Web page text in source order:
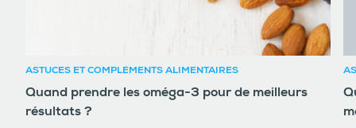
ASTUCES ET COMPLÉMENTS ALIMENTAIRES
Quand prendre les oméga-3 pour de meilleurs
résultats ?